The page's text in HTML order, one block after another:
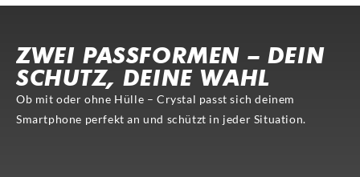
ZWEI PASSFORMEN – DEIN
SCHUTZ, DEINE WAHL
Ob mit oder ohne Hülle – Crystal passt sich deinem
Smartphone perfekt an und schützt in jeder Situation.